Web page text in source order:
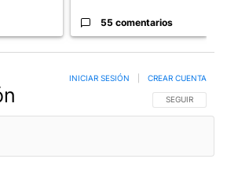
55 comentarios
SIGA ESTA
SEGUIR
INICIAR SESIÓN CREAR CUENTA